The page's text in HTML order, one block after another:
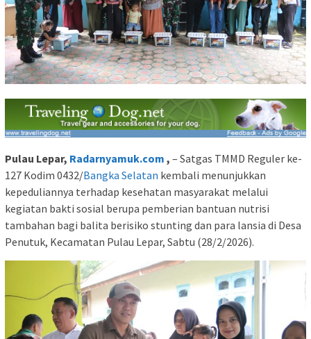
Pulau Lepar, Radarnyamuk.com , – Satgas TMMD Reguler ke-
127 Kodim 0432/Bangka Selatan kembali menunjukkan
kepeduliannya terhadap kesehatan masyarakat melalui
kegiatan bakti sosial berupa pemberian bantuan nutrisi
tambahan bagi balita berisiko stunting dan para lansia di Desa
Penutuk, Kecamatan Pulau Lepar, Sabtu (28/2/2026).